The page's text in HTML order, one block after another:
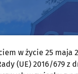
w życie 25 maja
(UE) 2016/679 z